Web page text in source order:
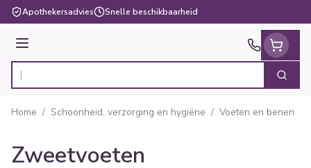
Ga naar de inhoud
Apothekersadvies Snelle beschikbaarheid
Menu
Product, merk, categorie... Zoek
Home / Schoonheid, verzorging en hygiëne / Voeten en benen
Zweetvoeten